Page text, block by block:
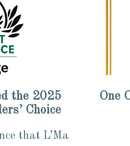
the 2025
Choice
that L’Ma
One